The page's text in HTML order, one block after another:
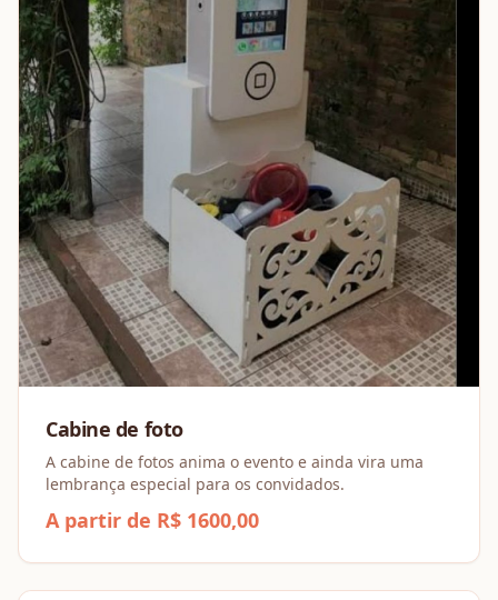
Cabine de foto
A cabine de fotos anima o evento e ainda vira uma
lembrança especial para os convidados.
A partir de R$ 1600,00